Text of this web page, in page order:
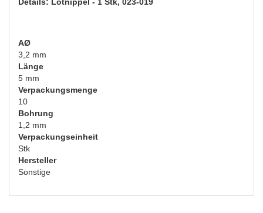
AØ
3,2 mm
Länge
5 mm
Verpackungsmenge
10
Bohrung
1,2 mm
Verpackungseinheit
Stk
Hersteller
Sonstige